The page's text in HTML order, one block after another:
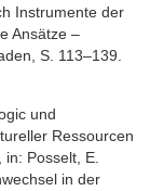
Instrumente der
Ansätze –
S. 113–139.
und
Ressourcen
Posselt, E.
in der